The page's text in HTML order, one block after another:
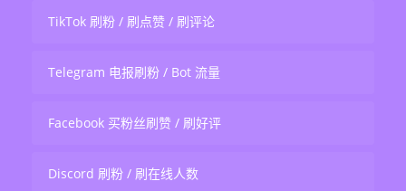
TikTok 刷粉 / 刷点赞 / 刷评论
Telegram 电报刷粉 / Bot 流量
Facebook 买粉丝刷赞 / 刷好评
Discord 刷粉 / 刷在线人数